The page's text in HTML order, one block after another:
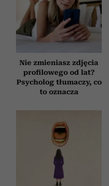
Nie zmieniasz zdjęcia
profilowego od lat?
Psycholog tłumaczy, co
to oznacza